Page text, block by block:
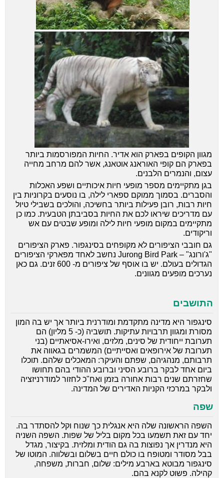
מגוון הקופים בפארק הוא אדיר. החיות המפורסמות ביותר
בפארק הם קופי האוראנג אוטאנג, אשר להם מרחב מחייה
עצום, והנמרים הלבנים.
בגן מתקיימים מספר מופעי חיות איכותיים ושפע האכלות
והסברים. בסמוך ממוקם ספארי לילה, בו נוסעים בקרוניות בין
חיות רבות, רובן פעילות ביותר בחשיכה, והולכים בשבילי טיול
עם מדריכים שיראו לכם את החיות בסביבתן הטבעית. כמו כן
מתקיימים במקום מופעי חיות לילה ומופע שבטים עם אש
וריקודים.
גם חובבי הציפורים לא מקופחים בסינגפור. פארק הציפורים
"ג'ורונג" – Jurong Bird Park נחשב לאחד מפארקי הציפורים
הגדולים בעולם. יש בו אוסף של ציפורים מ- 600 זנים. גם כאן
נערכים מופעים מגוונים.
התושבים
סינגפור היא מדינה מתקדמת ומודרנית ביותר אך יש בה המון
מסורת ומגוון תרבויות עתיקות. תושביה (כ- 5 מליון) הם
תערובת ייחודית של סינים, מלזים, ואירו-אסיאתיים (בני
תערובת של אירופאים ואסייתיים) המשמרים בגאווה את
תרבותם, מנהגיהם, שפתם והעיקר: המאכלים שלהם. תוכלו
ביום אחד לבקר ברובע הסיני וברובע ההודי בהם תחושו
שחזרתם שנים רבות אחורה בזמן ואח"כ לחזור למודרניזציה
ולבקר במרכזי הקניות האדירים של המדינה.
שפה
השפה הראשונה שלה היא אנגלית כך שנוח וקל להסתדר בה.
יחד עם זאת תשמעו בכל מקום בליל של שפות. השפה השניה
היא מנדרין אך נפוצות בה גם הודית ומלזית. בקיצור, מגדל
בבל מסודר ומטופח בו כולם חיים בשלום ובשלווה. המוטו של
סינגפור מבוטא בארבע מילים: שלום, חברות, משפחה,
קהילה. פשוט לקנא בהם.